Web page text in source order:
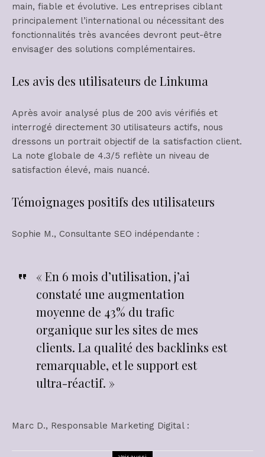
main, fiable et évolutive. Les entreprises ciblant
principalement l’international ou nécessitant des
fonctionnalités très avancées devront peut-être
envisager des solutions complémentaires.
Les avis des utilisateurs de Linkuma
Après avoir analysé plus de 200 avis vérifiés et
interrogé directement 30 utilisateurs actifs, nous
dressons un portrait objectif de la satisfaction client.
La note globale de 4.3/5 reflète un niveau de
satisfaction élevé, mais nuancé.
Témoignages positifs des utilisateurs
Sophie M., Consultante SEO indépendante :
« En 6 mois d’utilisation, j’ai
constaté une augmentation
moyenne de 43% du trafic
organique sur les sites de mes
clients. La qualité des backlinks est
remarquable, et le support est
ultra-réactif. »
Marc D., Responsable Marketing Digital :